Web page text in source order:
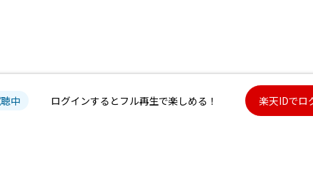
中 ログインするとフル再生で楽しめる！ 楽天IDでロ